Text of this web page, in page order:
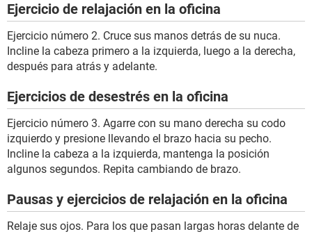
Ejercicio de relajación en la oficina
Ejercicio número 2. Cruce sus manos detrás de su nuca.
Incline la cabeza primero a la izquierda, luego a la derecha,
después para atrás y adelante.
Ejercicios de desestrés en la oficina
Ejercicio número 3. Agarre con su mano derecha su codo
izquierdo y presione llevando el brazo hacia su pecho.
Incline la cabeza a la izquierda, mantenga la posición
algunos segundos. Repita cambiando de brazo.
Pausas y ejercicios de relajación en la oficina
Relaje sus ojos. Para los que pasan largas horas delante de